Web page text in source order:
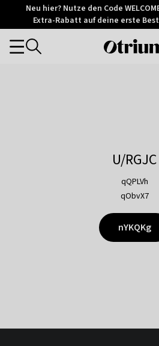
Otrium
Trustpilot
Neu hier? Nutze den Code
Extra-Rabatt auf deine erste
Categories
U/RGJC
qQPLVh
qObvX7
nYKQKg